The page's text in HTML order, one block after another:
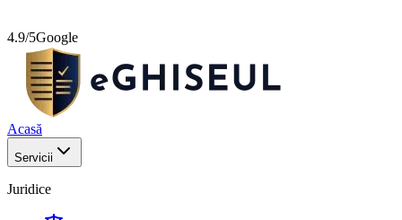
4.9/5Google
Acasă
Servicii
Juridice